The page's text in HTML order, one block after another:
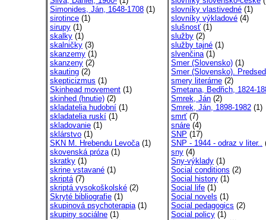
Simonides, Ján, 1648-1708 (1)
sirotince (1)
sirupy (1)
skalky (1)
skalničky (3)
skanzemy (1)
skanzeny (2)
skauting (2)
skepticizmus (1)
Skinhead movement (1)
skinhed (hnutie) (2)
skladatelia hudobní (1)
skladatelia ruskí (1)
skladovanie (1)
sklárstvo (1)
SKN M. Hrebendu Levoča(1)
skovenská próza(1)
skratky (1)
skrine vstavané (1)
skriptá(7)
skriptá vysokoškolské (2)
Skryté bibliografie (1)
skupinová psychoterapia(1)
skupiny sociálne (1)
slovníky vlastivedné (1)
slovníky výkladové (4)
slušnosť (1)
služby (2)
služby tajné (1)
slvenčina(1)
Smer (Slovensko) (1)
Smer (Slovensko).
smery literárne (2)
Smetana, Bedřich, 1824-
Smrek, Ján (2)
Smrek, Ján, 1898-1982 (1)
smrť (7)
snáre (4)
SNP (17)
SNP - 1944 - odraz v liter..
sny (4)
Sny-výklady (1)
Social conditions (2)
Social history (1)
Social life (1)
Social novels (1)
Social pedagogics (2)
Social policy (1)